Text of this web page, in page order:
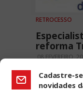
RETROCESSO
reforma
08 FEVEREIRO,
Cadastre-
novidades